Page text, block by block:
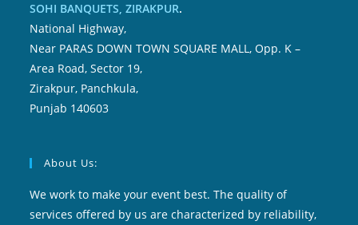
SOHI BANQUETS, ZIRAKPUR.
National Highway,
Near PARAS DOWN TOWN SQUARE MALL, Opp. K –
Area Road, Sector 19,
Zirakpur, Panchkula,
Punjab 140603
About Us:
We work to make your event best. The quality of
services offered by us are characterized by reliability,